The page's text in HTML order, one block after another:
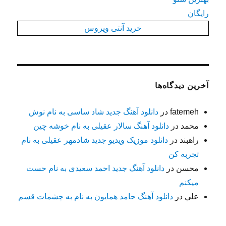
رایگان
خرید آنتی ویروس
آخرین دیدگاه‌ها
fatemeh دردانلود آهنگ جدید شاد ساسی به نام نوش
محمد دردانلود آهنگ سالار عقیلی به نام خوشه چین
راهبند دردانلود موزیک ویدیو جدید شادمهر عقیلی به نام
تجربه کن
محسن دردانلود آهنگ جدید احمد سعیدی به نام حست
میکنم
علي دردانلود آهنگ حامد همایون به نام به چشمات قسم